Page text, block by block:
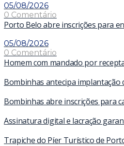
05/08/2026
0 Comentário
Porto Belo abre inscrições para
05/08/2026
0 Comentário
Homem com mandado por
Bombinhas antecipa implantação
Bombinhas abre inscrições para
Assinatura digital e lacração
Trapiche do Píer Turístico de